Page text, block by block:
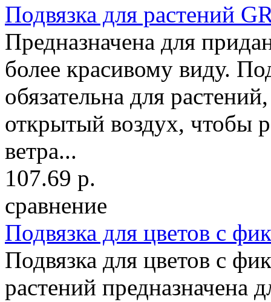
Подвязка для растений
Предназначена для
более красивому виду.
обязательна для
открытый воздух, чтобы
ветра...
107.69 р.
сравнение
Подвязка для цветов с
Подвязка для цветов с
растений предназначена